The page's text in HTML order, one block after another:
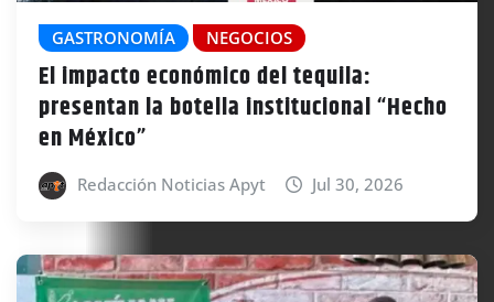
GASTRONOMÍA NEGOCIOS
El impacto económico del tequila:
presentan la botella institucional “Hecho
en México”
Redacción Noticias Apyt Jul 30, 2026